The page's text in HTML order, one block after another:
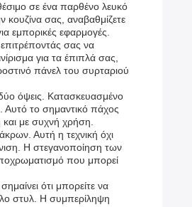
σε ένα παρθένο λευκό
σας, αναβαθμίζετε
εμπορικές εφαρμογές.
σας να
για τα έπιπλά σας,
πάνελ του συρταριού
όψεις. Κατασκευασμένο
Αυτό το σημαντικό πάχος
και με συχνή χρήση.
Αυτή η τεχνική όχι
Η στεγανοποίηση των
που μπορεί
ότι μπορείτε να
στυλ. Η συμπερίληψη